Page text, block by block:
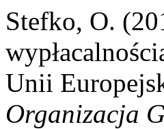
Stefko, O.
Unii
Organizacja